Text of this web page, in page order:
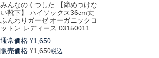
みんなのくつした 【締めつけな
い靴下】 ハイソックス36cm丈
ふんわりガーゼ オーガニックコ
ットン レディース 03150011
通常価格 ¥1,650
販売価格 ¥1,650税込